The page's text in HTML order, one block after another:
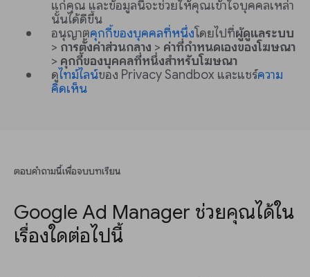
แก่คุณ และข้อมูลนี้จะช่วยให้คุณเข้าใจบุคคลเหล่า
นั้นได้ดีขึ้น
อนุญาตคุกกี้ของบุคคลที่หนึ่งโดยไปที่ผู้ดูแลระบบ
> การตั้งค่าส่วนกลาง > ค่าที่กำหนดเองของโฆษณา
> คุกกี้ของบุคคลที่หนึ่งสำหรับโฆษณา
ดูไทม์ไลน์ของ Privacy Sandbox และแชร์ความ
คิดเห็น
ตอบคำถามนี้เพื่อจบบทเรียน
Google Ad Manager ช่วยคุณได้ใน
เรื่องใดต่อไปนี้